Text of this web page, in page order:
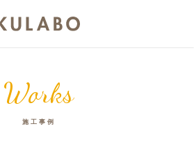
Works
施工事例